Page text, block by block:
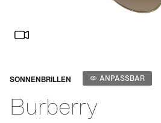
SONNENBRILLEN ANPASSBAR
Burberry
Anpassbar